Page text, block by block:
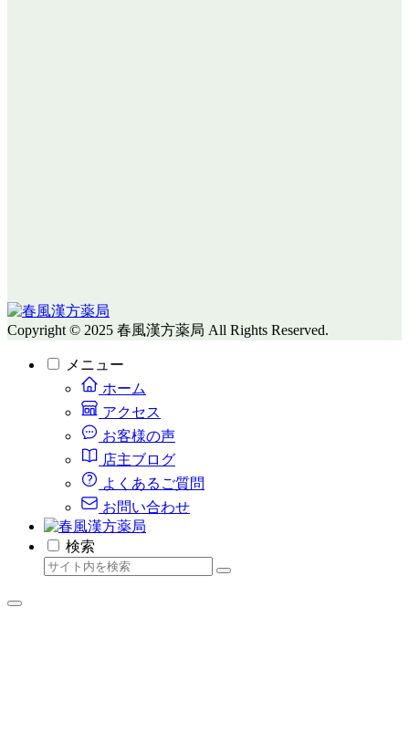
Copyright © 2025 春風漢方薬局 All Rights Reserved.
メニュー
ホーム
アクセス
お客様の声
店主ブログ
よくあるご質問
お問い合わせ
検索